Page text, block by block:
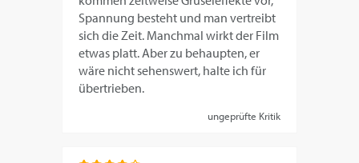
Spannung besteht und man vertreibt
sich die Zeit. Manchmal wirkt der Film
etwas platt. Aber zu behaupten, er
wäre nicht sehenswert, halte ich für
übertrieben.
ungeprüfte Kritik